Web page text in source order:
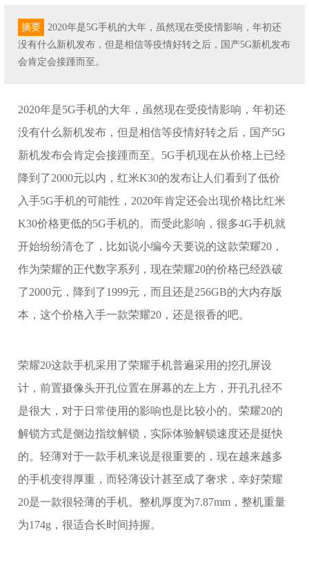
摘要
2020年是5G手机的大年，虽然现在受疫情影响，年初还
没有什么新机发布，但是相信等疫情好转之后，国产5G新机发布
会肯定会接踵而至。
2020年是5G手机的大年，虽然现在受疫情影响，年初还
没有什么新机发布，但是相信等疫情好转之后，国产5G
新机发布会肯定会接踵而至。5G手机现在从价格上已经
降到了2000元以内，红米K30的发布让人们看到了低价
入手5G手机的可能性，2020年肯定还会出现价格比红米
K30价格更低的5G手机的。而受此影响，很多4G手机就
开始纷纷清仓了，比如说小编今天要说的这款荣耀20，
作为荣耀的正代数字系列，现在荣耀20的价格已经跌破
了2000元，降到了1999元，而且还是256GB的大内存版
本，这个价格入手一款荣耀20，还是很香的吧。
荣耀20这款手机采用了荣耀手机普遍采用的挖孔屏设
计，前置摄像头开孔位置在屏幕的左上方，开孔孔径不
是很大，对于日常使用的影响也是比较小的。荣耀20的
解锁方式是侧边指纹解锁，实际体验解锁速度还是挺快
的。轻薄对于一款手机来说是很重要的，现在越来越多
的手机变得厚重，而轻薄设计甚至成了奢求，幸好荣耀
20是一款很轻薄的手机。整机厚度为7.87mm，整机重量
为174g，很适合长时间持握。